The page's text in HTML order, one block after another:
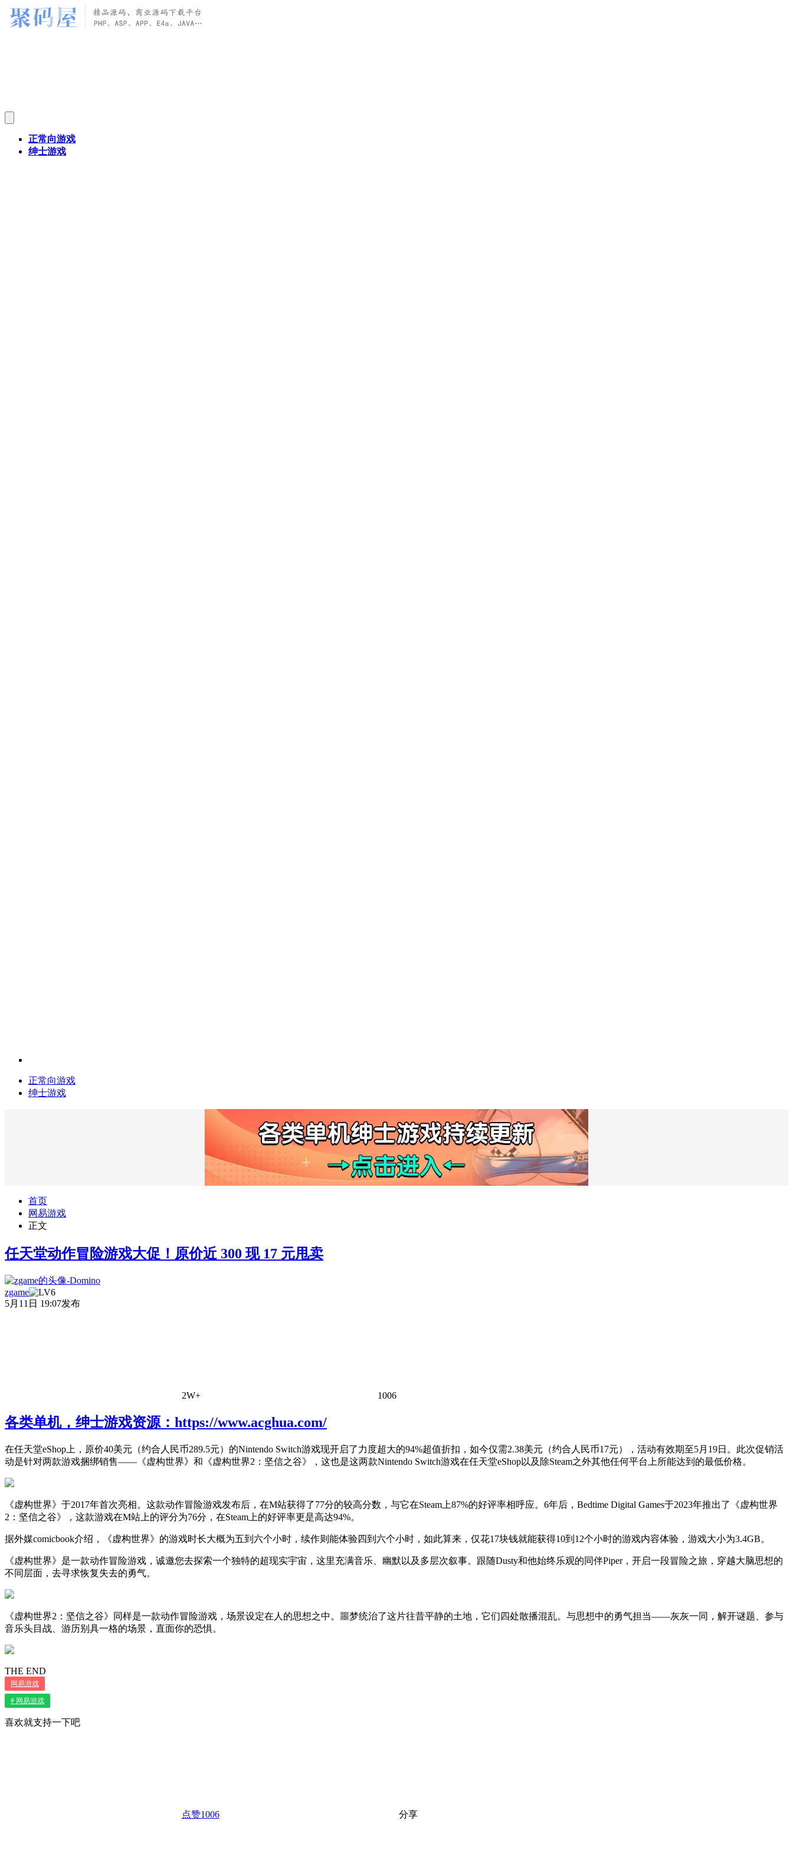
正常向游戏
绅士游戏
正常向游戏
绅士游戏
首页
网易游戏
正文
任天堂动作冒险游戏大促！原价近 300 现 17 元甩卖
zgame
5月11日 19:07发布
2W+ 1006
各类单机，绅士游戏资源：https://www.acghua.com/
在任天堂eShop上，原价40美元（约合人民币289.5元）的Nintendo Switch游戏现开启了力度超大的94%超值折扣，如今仅需2.38美元（约合人民币17元），活动有效期至5月19日。此次促销活
动是针对两款游戏捆绑销售——《虚构世界》和《虚构世界2：坚信之谷》，这也是这两款Nintendo Switch游戏在任天堂eShop以及除Steam之外其他任何平台上所能达到的最低价格。
《虚构世界》于2017年首次亮相。这款动作冒险游戏发布后，在M站获得了77分的较高分数，与它在Steam上87%的好评率相呼应。6年后，Bedtime Digital Games于2023年推出了《虚构世界
2：坚信之谷》，这款游戏在M站上的评分为76分，在Steam上的好评率更是高达94%。
据外媒comicbook介绍，《虚构世界》的游戏时长大概为五到六个小时，续作则能体验四到六个小时，如此算来，仅花17块钱就能获得10到12个小时的游戏内容体验，游戏大小为3.4GB。
《虚构世界》是一款动作冒险游戏，诚邀您去探索一个独特的超现实宇宙，这里充满音乐、幽默以及多层次叙事。跟随Dusty和他始终乐观的同伴Piper，开启一段冒险之旅，穿越大脑思想的
不同层面，去寻求恢复失去的勇气。
《虚构世界2：坚信之谷》同样是一款动作冒险游戏，场景设定在人的思想之中。噩梦统治了这片往昔平静的土地，它们四处散播混乱。与思想中的勇气担当——灰灰一同，解开谜题、参与
音乐头目战、游历别具一格的场景，直面你的恐惧。
THE END
网易游戏
# 网易游戏
喜欢就支持一下吧
点赞1006 分享